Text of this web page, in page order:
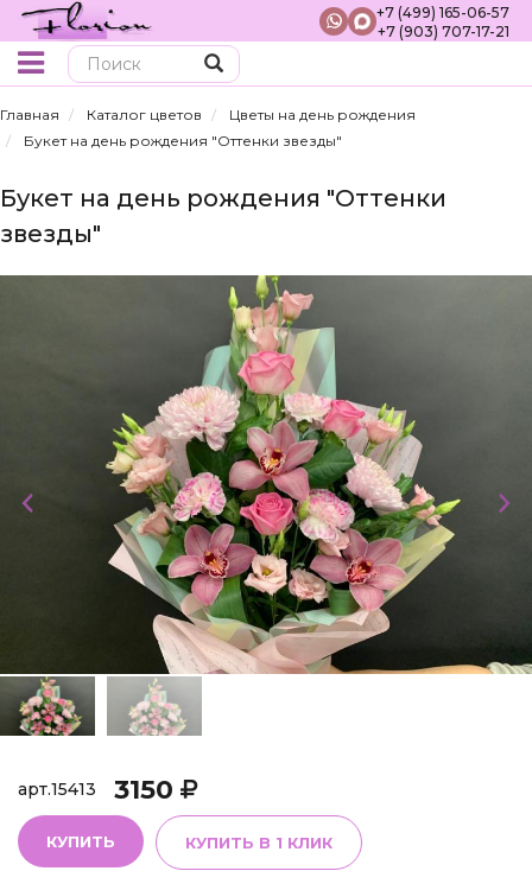
+7 (499) 165-06-57
+7 (903) 707-17-21
Главная Каталог цветов
Цветы на день рождения
Букет на день рождения "Оттенки звезды"
Букет на день рождения "Оттенки
звезды"
арт.15413 3150
КУПИТЬ КУПИТЬ В 1 КЛИК